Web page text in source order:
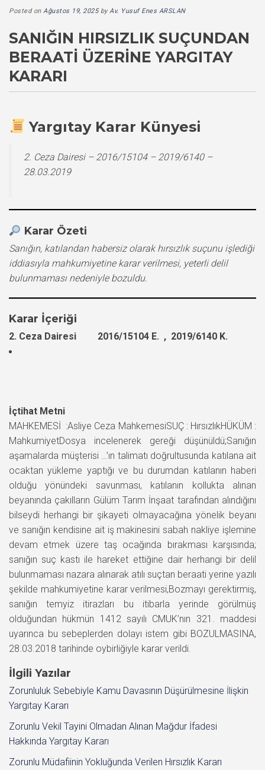
Posted on Ağustos 19, 2025byAv. Yusuf Enes ARSLAN
SANIĞIN HIRSIZLIK SUÇUNDAN
BERAATI ÜZERINE YARGITAY
KARARI
Yargıtay Karar Künyesi
2. Ceza Dairesi – 2016/15104 – 2019/6140 –
28.03.2019
Karar Özeti
Sanığın, katılandan habersiz olarak hırsızlık suçunu işlediği
iddiasıyla mahkumiyetine karar verilmesi, yeterli delil
bulunmaması nedeniyle bozuldu.
Karar İçeriği
2. Ceza Dairesi 2016/15104 E. , 2019/6140 K.
İçtihat Metni
MAHKEMESİ :Asliye Ceza MahkemesiSUÇ : HırsızlıkHÜKÜM :
MahkumiyetDosya incelenerek gereği düşünüldü;Sanığın
aşamalarda müşterisi …’ın talimatı doğrultusunda katılana ait
ocaktan yükleme yaptığı ve bu durumdan katılanın haberi
olduğu yönündeki savunması, katılanın kollukta alınan
beyanında çakılların Gülüm Tarım İnşaat tarafından alındığını
bilseydi herhangi bir şikayeti olmayacağına yönelik beyanı
ve sanığın kendisine ait iş makinesini sabah nakliye işlemine
devam etmek üzere taş ocağında bırakması karşısında;
sanığın suç kastı ile hareket ettiğine dair herhangi bir delil
bulunmaması nazara alınarak atılı suçtan beraati yerine yazılı
şekilde mahkumiyetine karar verilmesi,Bozmayı gerektirmiş,
sanığın temyiz itirazları bu itibarla yerinde görülmüş
olduğundan hükmün 1412 sayılı CMUK’nın 321. maddesi
uyarınca bu sebeplerden dolayı istem gibi BOZULMASINA,
28.03.2018 tarihinde oybirliğiyle karar verildi.
İlgili Yazılar
Zorunluluk Sebebiyle Kamu Davasının Düşürülmesine İlişkin
Yargıtay Kararı
Zorunlu Vekil Tayini Olmadan Alınan Mağdur İfadesi
Hakkında Yargıtay Kararı
Zorunlu Müdafiinin Yokluğunda Verilen Hırsızlık Kararı